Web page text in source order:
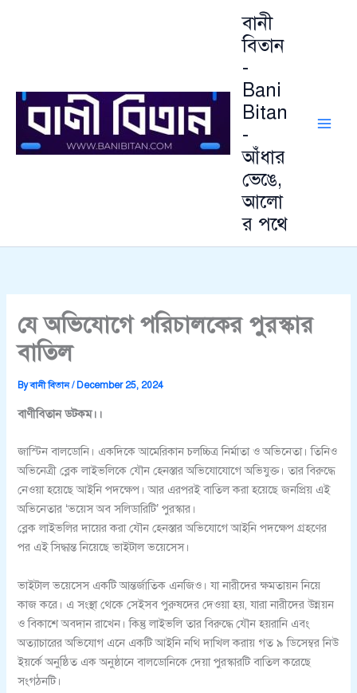
বানী
বিতান
-
Bani
Bitan
-
আঁধার
ভেঙে,
আলো
র পথে
যে অভিযোগে পরিচালকের পুরস্কার
বাতিল
Byবানী বিতান/ December 25, 2024
বাণীবিতান ডটকম।।
জাস্টিন বালডোনি। একদিকে আমেরিকান চলচ্চিত্র নির্মাতা ও অভিনেতা। তিনিও
অভিনেত্রী ব্লেক লাইভলিকে যৌন হেনস্তার অভিযোযোগে অভিযুক্ত। তার বিরুদ্ধে
নেওয়া হয়েছে আইনি পদক্ষেপ। আর এরপরই বাতিল করা হয়েছে জনপ্রিয় এই
অভিনেতার ‘ভয়েস অব সলিডারিটি’ পুরস্কার।
ব্লেক লাইভলির দায়ের করা যৌন হেনস্তার অভিযোগে আইনি পদক্ষেপ গ্রহণের
পর এই সিদ্ধান্ত নিয়েছে ভাইটাল ভয়েসেস।
ভাইটাল ভয়েসেস একটি আন্তর্জাতিক এনজিও। যা নারীদের ক্ষমতায়ন নিয়ে
কাজ করে। এ সংস্থা থেকে সেইসব পুরুষদের দেওয়া হয়, যারা নারীদের উন্নয়ন
ও বিকাশে অবদান রাখেন। কিন্তু লাইভলি তার বিরুদ্ধে যৌন হয়রানি এবং
অত্যাচারের অভিযোগ এনে একটি আইনি নথি দাখিল করায় গত ৯ ডিসেম্বর নিউ
ইয়র্কে অনুষ্ঠিত এক অনুষ্ঠানে বালডোনিকে দেয়া পুরস্কারটি বাতিল করেছে
সংগঠনটি।